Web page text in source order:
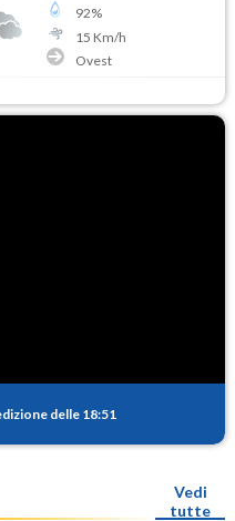
92%
15 Km/h
Ovest
delle 18:51
Vedi
tutte